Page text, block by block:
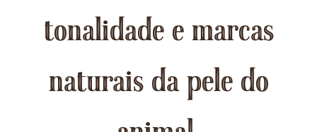
tonalidade e marcas
naturais da pele do